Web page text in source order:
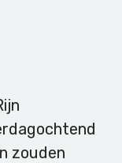
zouden